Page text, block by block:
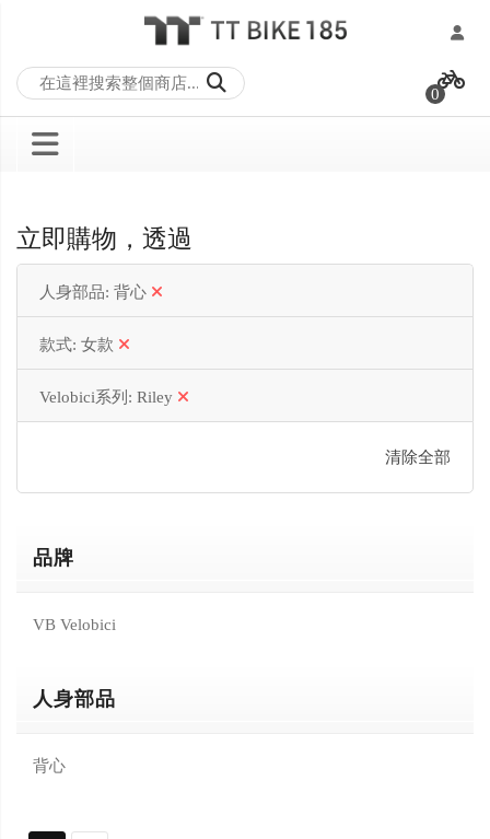
0
立即購物，透過
人身部品 背心
款式 女款
Velobici系列 Riley
清除全部
品牌
VB Velobici
人身部品
背心